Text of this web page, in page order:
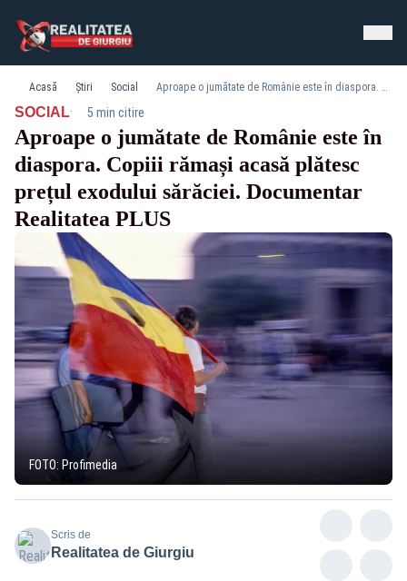
Acasă Știri Social Aproape o jumătate de Românie este în diaspora. Copiii rămași acasă plătesc prețul exodului sărăciei. Documentar Realitatea PLUS
SOCIAL· 5 min citire
Aproape o jumătate de Românie este în
diaspora. Copiii rămași acasă plătesc
prețul exodului sărăciei. Documentar
Realitatea PLUS
FOTO: Profimedia
Scris de
Realitatea de Giurgiu